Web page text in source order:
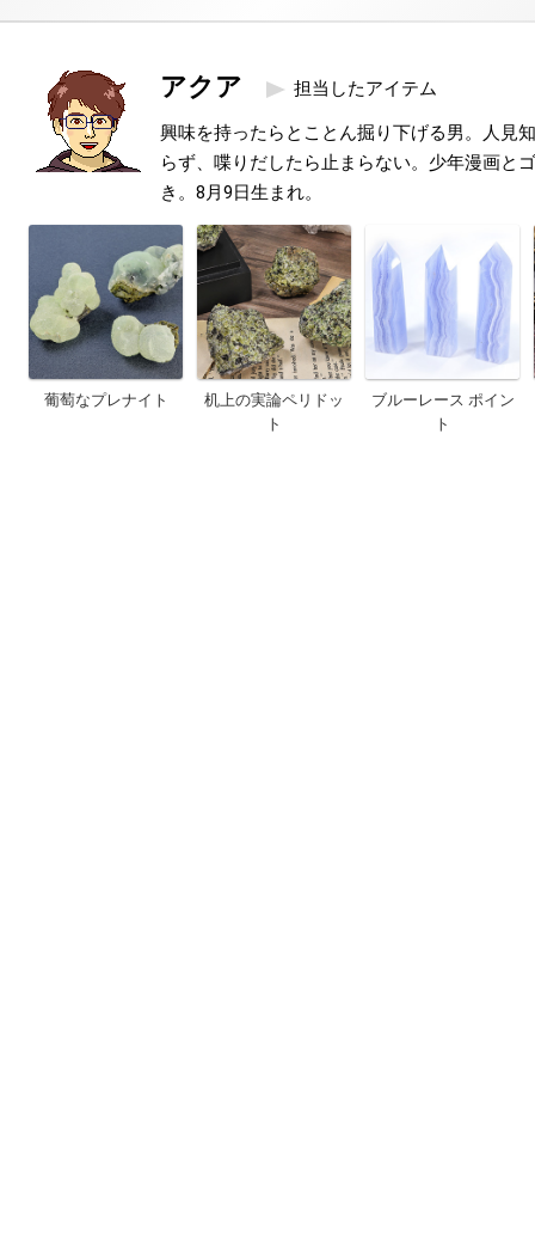
アクア 担当したアイテム
興味を持ったらとことん掘り下げる男。人見
らず、喋りだしたら止まらない。少年漫画と
き。8月9日生まれ。
葡萄なプレナイト
机上の実論ペリドッ
ト
ブルーレース ポイン
ト